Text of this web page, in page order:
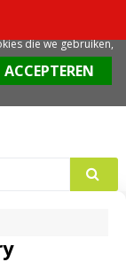
adviseren we deze
die we gebruiken,